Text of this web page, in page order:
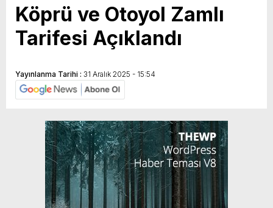
Köprü ve Otoyol Zamlı
Tarifesi Açıklandı
Yayınlanma Tarihi : 31 Aralık 2025 - 15:54